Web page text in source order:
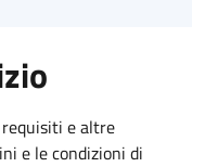
requisiti e altre
e le condizioni di